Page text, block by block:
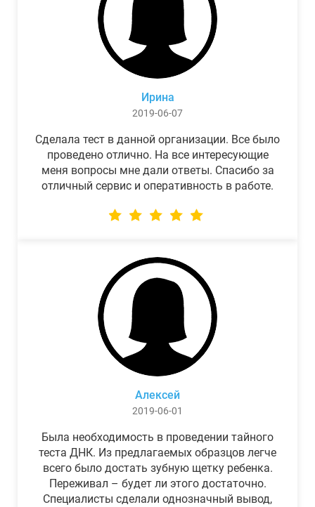
Ирина
2019-06-07
Сделала тест в данной организации. Все было
проведено отлично. На все интересующие
меня вопросы мне дали ответы. Спасибо за
отличный сервис и оперативность в работе.
Алексей
2019-06-01
Была необходимость в проведении тайного
теста ДНК. Из предлагаемых образцов легче
всего было достать зубную щетку ребенка.
Переживал – будет ли этого достаточно.
Специалисты сделали однозначный вывод,